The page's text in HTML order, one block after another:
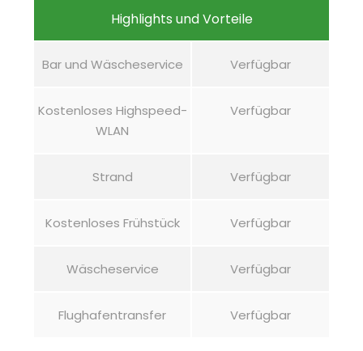
Highlights und Vorteile
Bar und Wäscheservice Verfügbar
Kostenloses Highspeed-
WLAN
Verfügbar
Strand Verfügbar
Kostenloses Frühstück Verfügbar
Wäscheservice Verfügbar
Flughafentransfer Verfügbar